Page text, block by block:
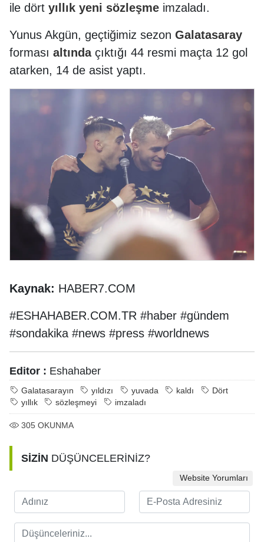
ile dört yıllık yeni sözleşme imzaladı.
Yunus Akgün, geçtiğimiz sezon Galatasaray
forması altındaçıktığı 44 resmi maçta 12 gol
atarken, 14 de asist yaptı.
Kaynak: HABER7.COM
#ESHAHABER.COM.TR #haber #gündem
#sondakika #news #press #worldnews
Editor : Eshahaber
Galatasarayın yıldızı yuvada kaldı
Dört
yıllık
sözleşmeyi imzaladı
305 OKUNMA
SİZİN DÜŞÜNCELERİNİZ?
Website Yorumları